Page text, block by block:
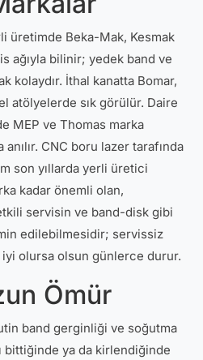
üretimde Beka-Mak, Kesmak
ağıyla bilinir; yedek band ve
kolaydır. İthal kanatta Bomar,
atölyelerde sık görülür. Daire
MEP ve Thomas marka
anılır. CNC boru lazer tarafında
son yıllarda yerli üretici
kadar önemli olan,
servisin ve band-disk gibi
edilebilmesidir; servissiz
olursa olsun günlerce durur.
Ömür
band gerginliği ve soğutma
bittiğinde ya da kirlendiğinde